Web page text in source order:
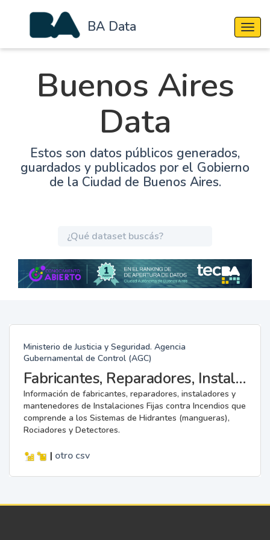
BA Data
Buenos Aires
Data
Estos son datos públicos generados,
guardados y publicados por el Gobierno
de la Ciudad de Buenos Aires.
Ministerio de Justicia y Seguridad. Agencia
Gubernamental de Control (AGC)
Fabricantes, Reparadores, Instaladores y Mantenedores de Instalaciones Fijas contra Incendios.
Información de fabricantes, reparadores, instaladores y
mantenedores de Instalaciones Fijas contra Incendios que
comprende a los Sistemas de Hidrantes (mangueras),
Rociadores y Detectores.
| otro csv